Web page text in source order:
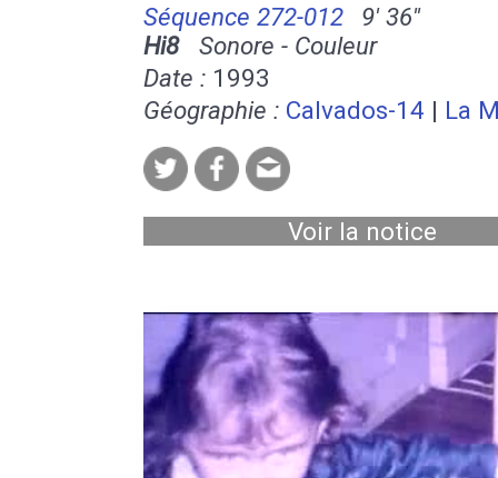
Séquence 272-012
9' 36''
Hi8Sonore - Couleur
Date : 1993
Géographie : Calvados-14 | La
Voir la notice